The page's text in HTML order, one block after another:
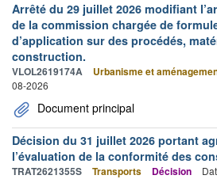
Arrêté du 29 juillet 2026 modifiant
de la commission chargée de
d’application sur des procédés,
construction.
VLOL2619174A Urbanisme et
08-2026
Document principal
Décision du 31 juillet 2026 portant
l’évaluation de la conformité des
TRAT2621355S Transports Décision